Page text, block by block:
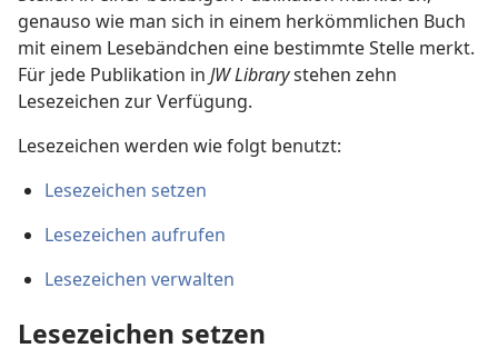
genauso wie man sich in einem herkömmlichen Buch
mit einem Lesebändchen eine bestimmte Stelle merkt.
Für jede Publikation in JW Librarystehen zehn
Lesezeichen zur Verfügung.
Lesezeichen werden wie folgt benutzt:
Lesezeichen setzen
Lesezeichen aufrufen
Lesezeichen verwalten
Lesezeichen setzen